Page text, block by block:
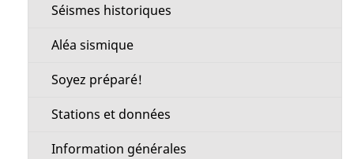
Séismes historiques
Aléa sismique
Soyez préparé!
Stations et données
Information générales